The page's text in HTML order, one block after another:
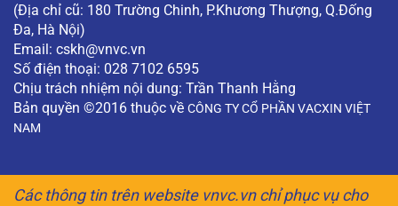
(Địa chỉ cũ: 180 Trường Chinh, P.Khương Thượng, Q.Đống
Đa, Hà Nội)
Email: cskh@vnvc.vn
Số điện thoại: 028 7102 6595
Chịu trách nhiệm nội dung: Trần Thanh Hằng
Bản quyền ©2016 thuộc về CÔNG TY CỔ PHẦN VACXIN VIỆT
NAM
Các thông tin trên website vnvc.vn chỉ phục vụ cho